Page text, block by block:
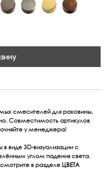
смесителей для раковины,
Совместимость артикулов
у менеджера!
виде 3D-визуализации с
углом падения света.
в разделе ЦВЕТА